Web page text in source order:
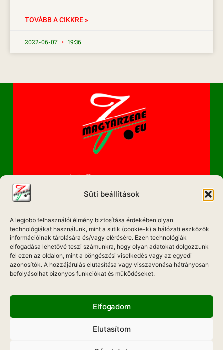
Süti beállítások
A legjobb felhasználói élmény biztosítása érdekében olyan
technológiákat használunk, mint a sütik (cookie-k) a hálózati eszközök
információinak tárolására és/vagy elérésére. Ezen technológiák
elfogadása lehetővé teszi számunkra, hogy olyan adatokat dolgozzunk
fel ezen az oldalon, mint a böngészési viselkedés vagy az egyedi
azonosítók. A hozzájárulás elutasítása vagy visszavonása hátrányosan
befolyásolhat bizonyos funkciókat és működéseket.
Elfogadom
Elutasítom
TOVÁBB A CIKKRE »
2022-06-07 19:36
info@magyarzene.eu
IMPRESSZUM
ETIKAI KÓDEX
MÉDIA AJÁNLAT
ADATKEZELÉSI NYILATKOZAT
Hadd Szóljon!